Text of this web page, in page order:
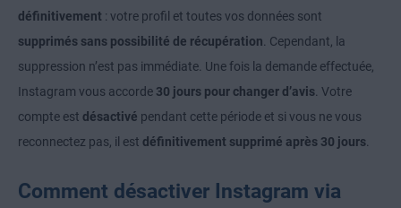
définitivement : votre profil et toutes vos données sont
supprimés sans possibilité de récupération . Cependant, la
suppression n’est pas immédiate. Une fois la demande effectuée,
Instagram vous accorde 30 jours pour changer d’avis . Votre
compte est désactivé pendant cette période et si vous ne vous
reconnectez pas, il est définitivement supprimé après 30 jours
Comment désactiver Instagram via